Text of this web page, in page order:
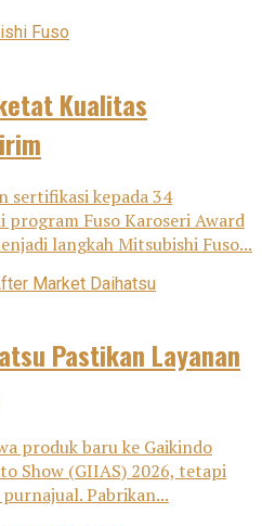
Kualitas
sertifikasi kepada 34
program Fuso Karoseri Award
langkah Mitsubishi Fuso...
Pastikan Layanan
produk baru ke Gaikindo
Show (GIIAS) 2026, tetapi
Pabrikan...